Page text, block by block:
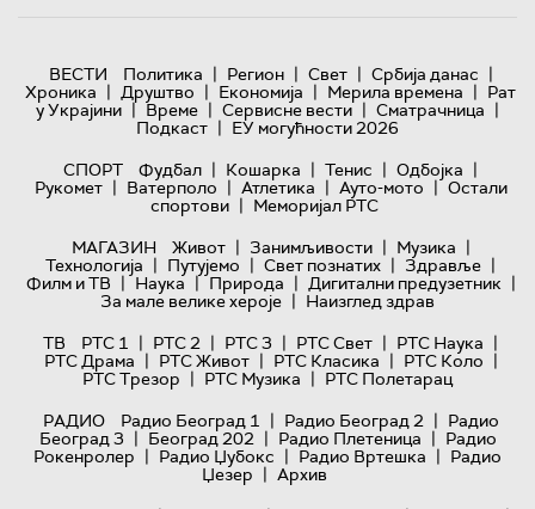
ВЕСТИ Политика | Регион | Свет | Србија данас |
Хроника | Друштво | Економија | Мерила времена | Рат
у Украјини | Време | Сервисне вести | Сматрачница |
Подкаст | ЕУ могућности 2026
СПОРТ
Фудбал | Кошарка | Тенис | Одбојка |
Рукомет | Ватерполо | Атлетика | Ауто-мото | Остали
спортови | Меморијал РТС
МАГАЗИН
Живот | Занимљивости | Музика |
Технологијa | Путујемо | Свет познатих | Здравље |
Филм и ТВ | Наука | Природа | Дигитални предузетник |
За мале велике хероје | Наизглед здрав
ТВ
РТС 1 | РТС 2 | РТС 3 | РТС Свет | РТС Наука |
РТС Драма | РТС Живот | РТС Класика | РТС Коло |
РТС Трезор | РТС Музика | РТС Полетарац
РАДИО
Радио Београд 1 | Радио Београд 2 | Радио
Београд 3 | Београд 202 | Радио Плетеница | Радио
Рокенролер | Радио Џубокс | Радио Вртешка | Радио
Џезер | Архив